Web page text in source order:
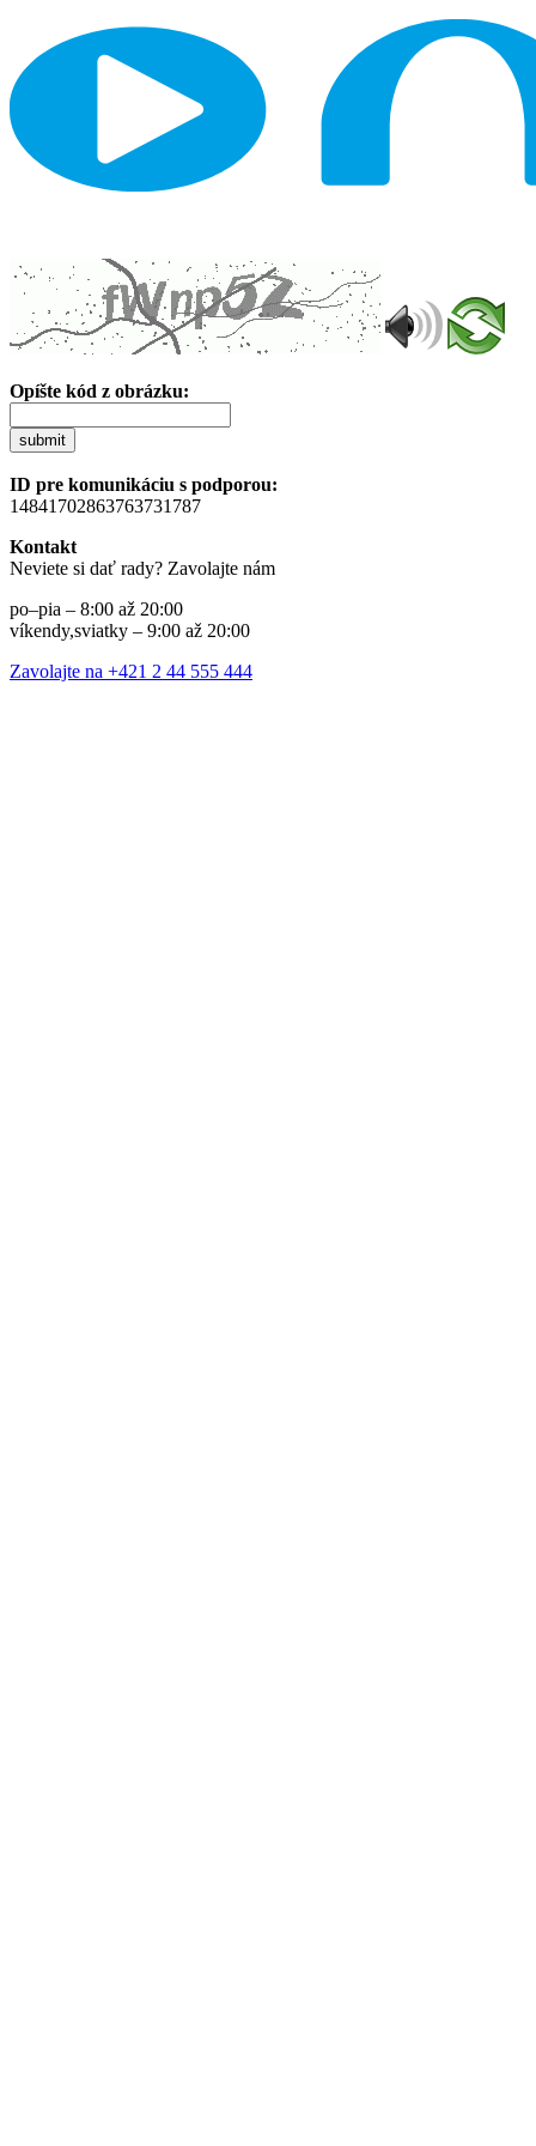
Opíšte kód z obrázku:
submit
ID pre komunikáciu s podporou:
14841702863763731787
Kontakt
Neviete si dať rady? Zavolajte nám
po–pia – 8:00 až 20:00
víkendy,sviatky – 9:00 až 20:00
Zavolajte na +421 2 44 555 444